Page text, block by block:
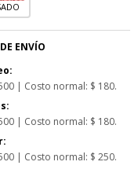
ENVÍO
| Costo normal: $ 180.
| Costo normal: $ 180.
| Costo normal: $ 250.